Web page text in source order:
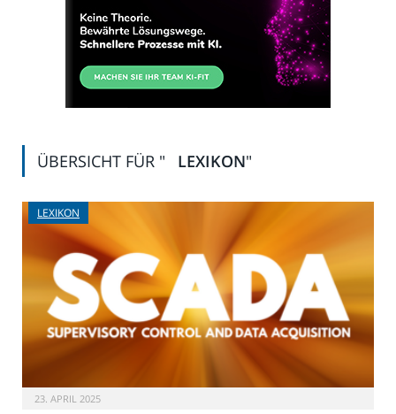
ÜBERSICHT FÜR " LEXIKON"
LEXIKON
23. APRIL 2025